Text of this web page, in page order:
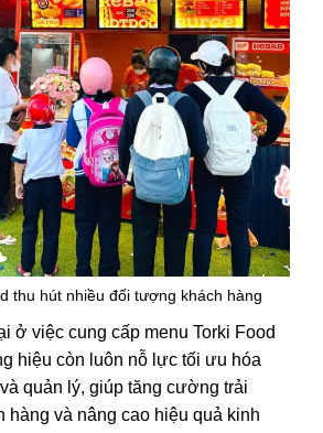
thu hút nhiều đối tượng khách hàng
ở việc cung cấp menu Torki Food
hiệu còn luôn nỗ lực tối ưu hóa
quản lý, giúp tăng cường trải
hàng và nâng cao hiệu quả kinh